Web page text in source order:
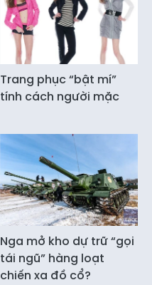
Trang phục “bật mí”
tính cách người mặc
Nga mở kho dự trữ “gọi
tái ngũ” hàng loạt
chiến xa đồ cổ?